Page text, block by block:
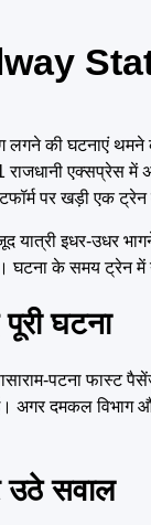
की घटनाएं थमने
राजधानी एक्सप्रेस
पर खड़ी एक
यात्री इधर-उधर
घटना के समय ट्रेन
पूरी घटना
पटना
अगर दमकल
उठे सवाल